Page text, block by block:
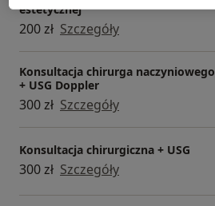
estetycznej
200 zł Szczegóły
Konsultacja chirurga naczyniowego
+ USG Doppler
300 zł Szczegóły
Konsultacja chirurgiczna + USG
300 zł Szczegóły